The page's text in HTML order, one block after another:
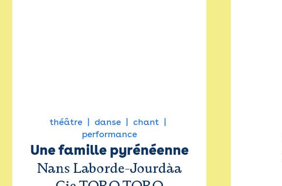
théâtre danse
chant
performance
Une famille pyrénéenne
Nans Laborde-Jourdàa